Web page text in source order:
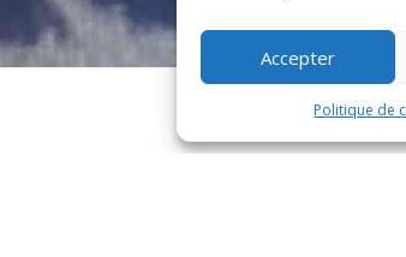
Accepter
Politique de